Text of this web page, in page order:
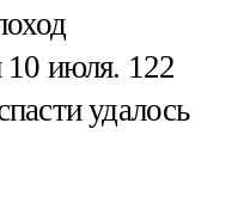
10 июля. 122
удалось